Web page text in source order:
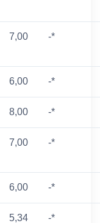
7,00 -*
6,00 -*
8,00 -*
7,00 -*
6,00 -*
5,34 -*